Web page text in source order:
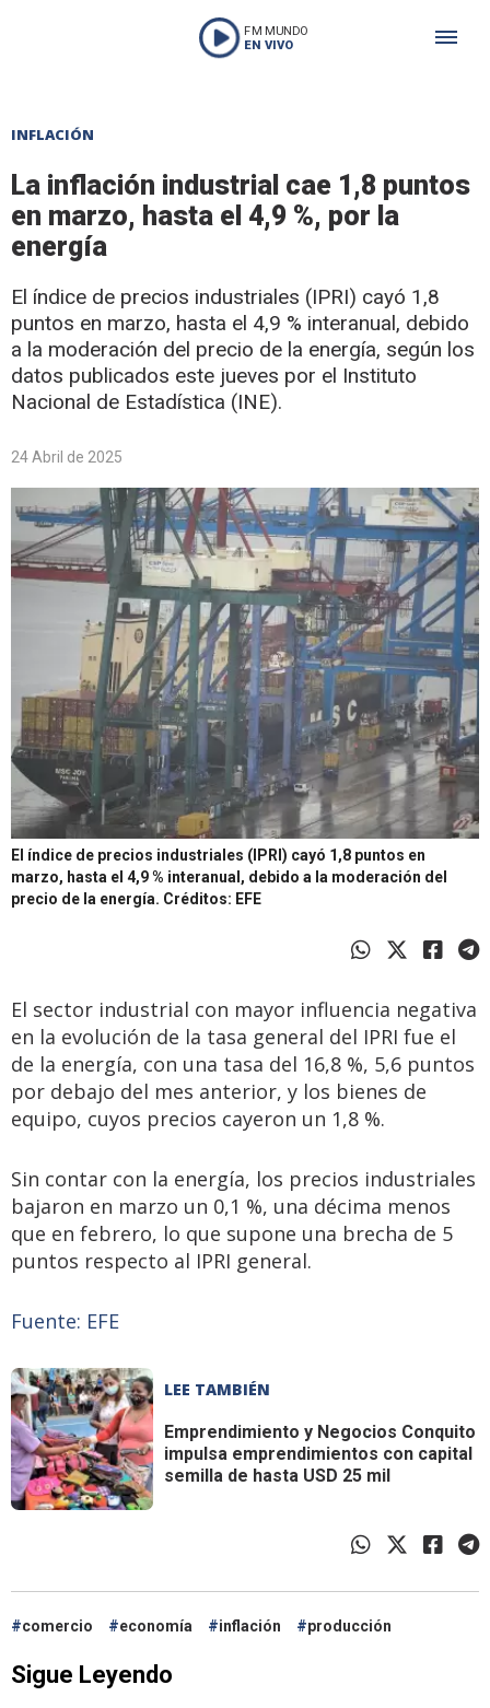
FM MUNDO
EN VIVO
INFLACIÓN
La inflación industrial cae 1,8 puntos
en marzo, hasta el 4,9 %, por la
energía
El índice de precios industriales (IPRI) cayó 1,8
puntos en marzo, hasta el 4,9 % interanual, debido
a la moderación del precio de la energía, según los
datos publicados este jueves por el Instituto
Nacional de Estadística (INE).
24 Abril de 2025
El índice de precios industriales (IPRI) cayó 1,8 puntos en
marzo, hasta el 4,9 % interanual, debido a la moderación del
precio de la energía. Créditos: EFE
El sector industrial con mayor influencia negativa
en la evolución de la tasa general del IPRI fue el
de la energía, con una tasa del 16,8 %, 5,6 puntos
por debajo del mes anterior, y los bienes de
equipo, cuyos precios cayeron un 1,8 %.
Sin contar con la energía, los precios industriales
bajaron en marzo un 0,1 %, una décima menos
que en febrero, lo que supone una brecha de 5
puntos respecto al IPRI general.
Fuente: EFE
LEE TAMBIÉN
Emprendimiento y Negocios Conquito
impulsa emprendimientos con capital
semilla de hasta USD 25 mil
comercio economía inflación producción
Sigue Leyendo